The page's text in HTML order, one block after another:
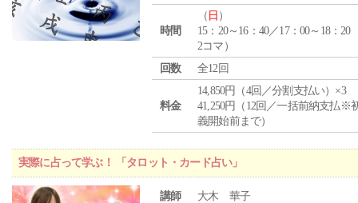
時間
（ 日 ）
15：20～16：40／17：00～18：20
2コマ）
回数
全12回
料金
14,850円（4回／分割支払い）×3
41,250円（12回／一括前納支払※
義開始前まで）
実際に占って学ぶ！ 「タロット・カード占い」
講師
大木 華子